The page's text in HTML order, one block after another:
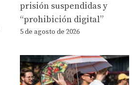
prisión suspendidas y
“prohibición digital”
5 de agosto de 2026